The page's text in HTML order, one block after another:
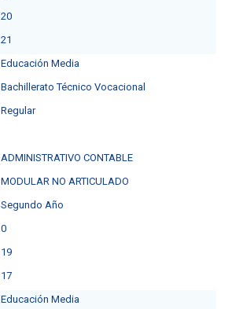
20
21
Educación Media
Bachillerato Técnico Vocacional
Regular
ADMINISTRATIVO CONTABLE
MODULAR NO ARTICULADO
Segundo Año
0
19
17
Educación Media